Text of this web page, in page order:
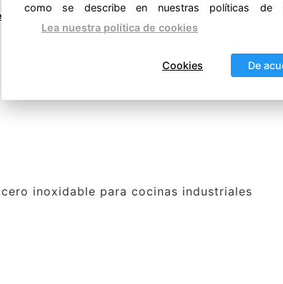
inoxidable para cocinas industriales
como se describe en nuestras políticas de
Lea nuestra política de cookies
De
Cookies